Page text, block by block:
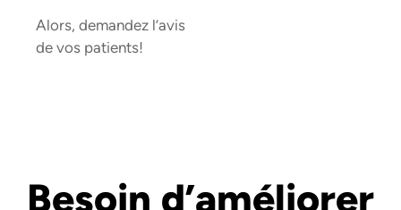
Alors, demandez l’avis
de vos patients!
Besoin d’améliorer